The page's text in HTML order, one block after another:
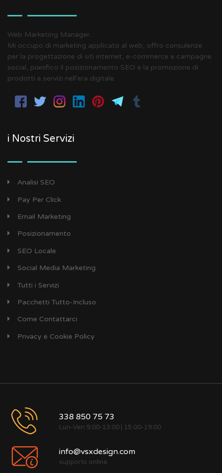
Web Marketing Manager.
Mi occupo di marketing applicato al web, offro consulenze
per la progettazione di siti internet, e-commerce e campagne
social, pianifico il posizionamento SEO e la promozione di
prodotti e servizi nell'era digitale.
i Nostri Servizi
Analisi SEO
Pay Per Click
Email Marketing
Posizionamento
SEO Locale
Social Media Marketing
Tutti i Servizi
Pacchetti Tutto-Incluso
Come Contattarci
Privacy e Cookie Policy
338 850 75 73
Lun-Ven 9:00-13:00 | 15:00-19:00
info@vsxdesign.com
supporto online